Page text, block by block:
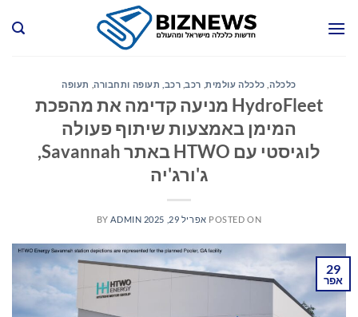
כלכלה כלכלה עולמית, רכב, רכב, תעופה ותחבורה, תעופה
HydroFleet מניעה קדימה את מהפכת
המימן באמצעות שיתוף פעולה
לוגיסטי עם HTWO באתר Savannah,
ג'ורג'יה
POSTED ON אפריל 29, 2025 BY ADMIN
29
אפר